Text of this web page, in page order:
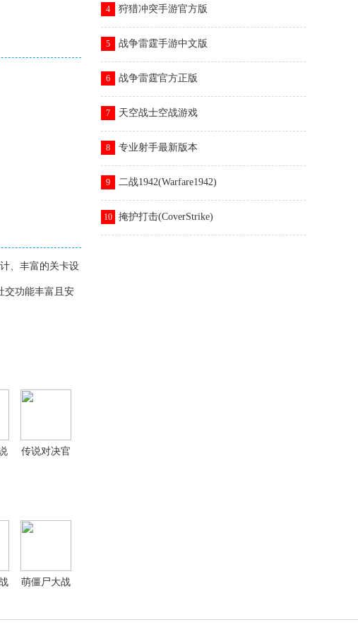
、丰富的关卡设
交功能丰富且安
传说对决官
萌僵尸大战
4 狩猎冲突手游官方版
5 战争雷霆手游中文版
6 战争雷霆官方正版
7 天空战士空战游戏
8 专业射手最新版本
9 二战1942(Warfare1942)
10 掩护打击(CoverStrike)